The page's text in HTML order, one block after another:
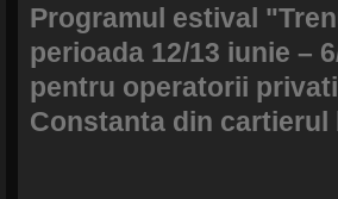
Programul estival
perioada 12/13 iunie –
pentru operatorii
Constanta din cartierul